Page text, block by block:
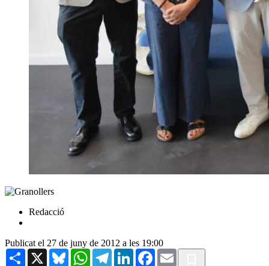
Redacció
Publicat el 27 de juny de 2012 a les 19:00
Share X BlueskyWhatsAppTelegramLinkedInFacebook
Email